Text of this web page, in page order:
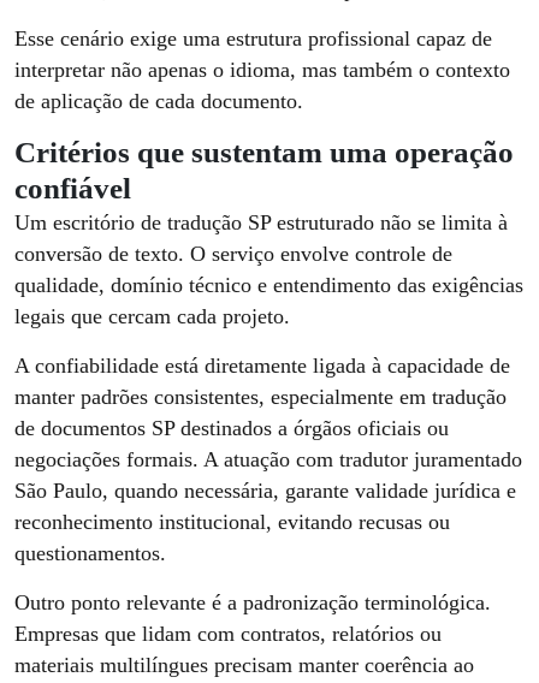
Esse cenário exige uma estrutura profissional capaz de
interpretar não apenas o idioma, mas também o contexto
de aplicação de cada documento.
Critérios que sustentam uma operação
confiável
Um escritório de tradução SP estruturado não se limita à
conversão de texto. O serviço envolve controle de
qualidade, domínio técnico e entendimento das exigências
legais que cercam cada projeto.
A confiabilidade está diretamente ligada à capacidade de
manter padrões consistentes, especialmente em tradução
de documentos SP destinados a órgãos oficiais ou
negociações formais. A atuação com tradutor juramentado
São Paulo, quando necessária, garante validade jurídica e
reconhecimento institucional, evitando recusas ou
questionamentos.
Outro ponto relevante é a padronização terminológica.
Empresas que lidam com contratos, relatórios ou
materiais multilíngues precisam manter coerência ao